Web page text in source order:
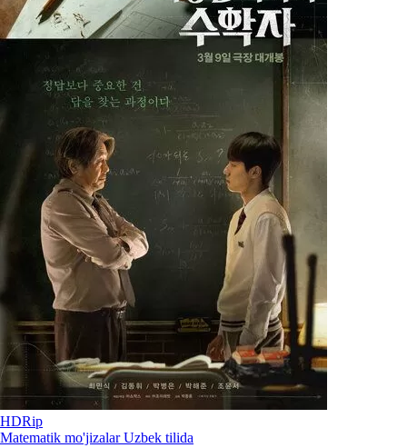
HDRip
Matematik mo'jizalar Uzbek tilida